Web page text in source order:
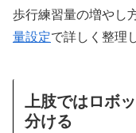
歩行練習量の増やし
量設定で詳しく整理
上肢ではロボ
分ける